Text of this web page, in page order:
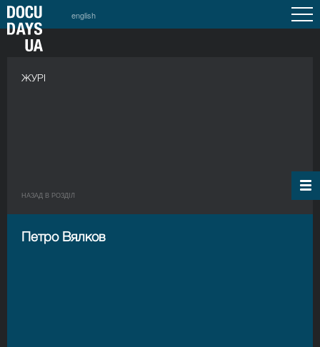
english
ЖУРІ
НАЗАД В РОЗДIЛ
Петро Вялков